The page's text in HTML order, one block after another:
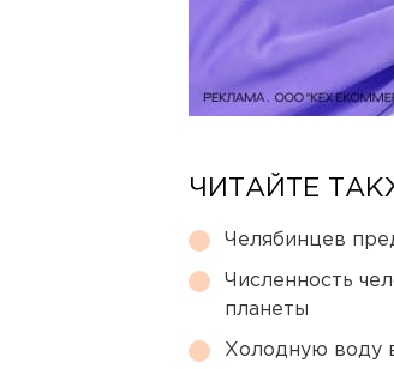
ЧИТАЙТЕ
Челябинцев
Численность
планеты
Холодную воду